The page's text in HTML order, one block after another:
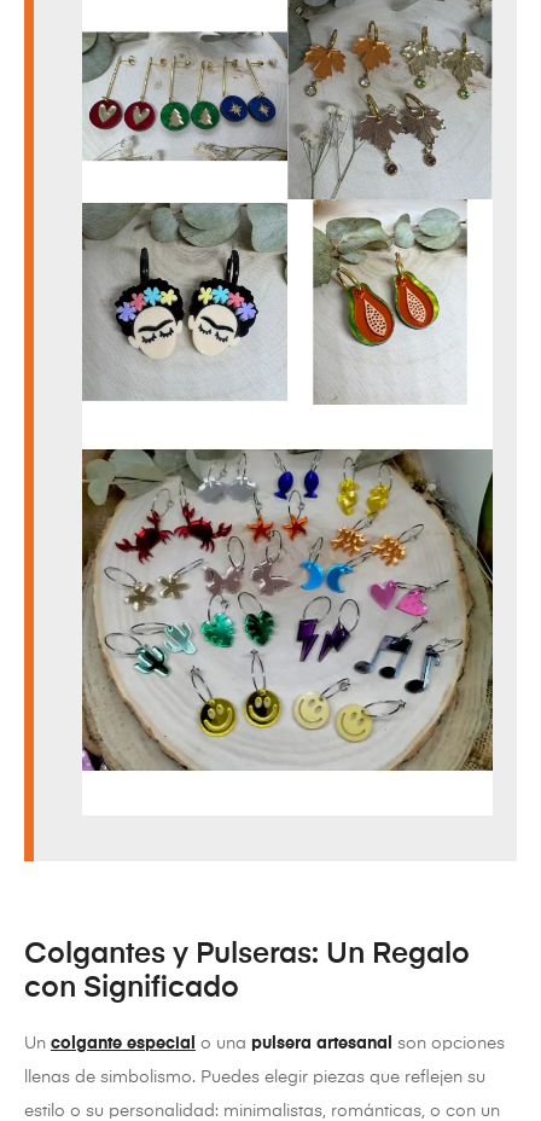
Colgantes y Pulseras: Un Regalo
con Significado
Un colgante especial o una pulsera artesanal
son opciones
llenas de simbolismo. Puedes elegir piezas que reflejen su
estilo o su personalidad: minimalistas, románticas, o con un